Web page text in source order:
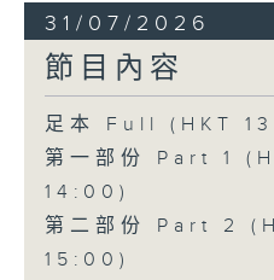
31/07/2026
節目內容
足本 Full (HKT
第一部份 Part 1
14:00)
第二部份 Part 2
15:00)